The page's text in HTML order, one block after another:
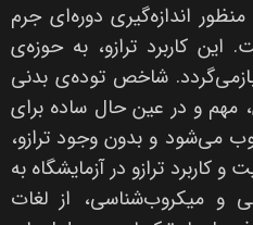
اندازه‌گیری دوره‌ای جرم
این کاربرد ترازو، به حوزه‌ی
شاخص توده‌ی بدنی
مهم و در عین حال ساده برای
می‌شود و بدون وجود ترازو،
کاربرد ترازو در آزمایشگاه به
و میکروب‌شناسی، از لغات